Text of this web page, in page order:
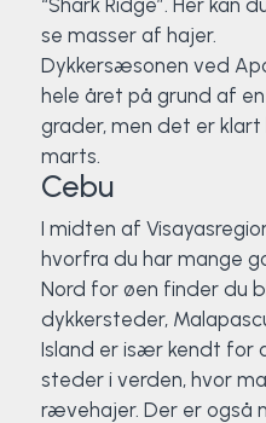
“Shark Ridge”. Her kan
se masser af hajer.
Dykkersæsonen ved
hele året på grund af
grader, men det er
marts.
Cebu
I midten af
hvorfra du har mange
Nord for øen finder du
dykkersteder,
Island er især kendt
steder i verden, hvor
rævehajer. Der er også